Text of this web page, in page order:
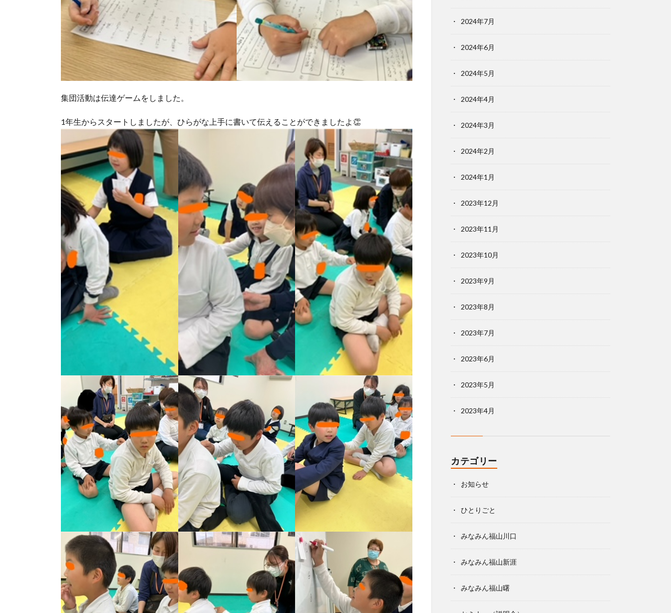
集団活動は伝達ゲームをしました。
1年生からスタートしましたが、ひらがな上手に書いて伝えることができましたよ👏
2024年7月
2024年6月
2024年5月
2024年4月
2024年3月
2024年2月
2024年1月
2023年12月
2023年11月
2023年10月
2023年9月
2023年8月
2023年7月
2023年6月
2023年5月
2023年4月
カテゴリー
お知らせ
ひとりごと
みなみん福山川口
みなみん福山新涯
みなみん福山曙